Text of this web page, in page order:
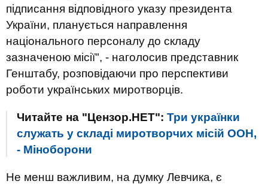
підписання відповідного указу президента
України, планується направлення
національного персоналу до складу
зазначеною місії", - наголосив представник
Генштабу, розповідаючи про перспективи
роботи українських миротворців.
Читайте на "Цензор.НЕТ": Три українки
служать у складі миротворчих місій ООН,
- Міноборони
Не менш важливим, на думку Левчика, є